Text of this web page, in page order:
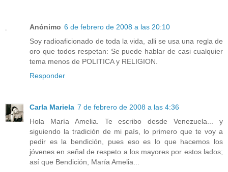
Anónimo 6 de febrero de 2008 a las 20:10
Soy radioaficionado de toda la vida, alli se usa una regla de
oro que todos respetan: Se puede hablar de casi cualquier
tema menos de POLITICA y RELIGION.
Responder
Carla Mariela 7 de febrero de 2008 a las 4:36
Hola María Amelia. Te escribo desde Venezuela... y
siguiendo la tradición de mi país, lo primero que te voy a
pedir es la bendición, pues eso es lo que hacemos los
jóvenes en señal de respeto a los mayores por estos lados;
así que Bendición, María Amelia...